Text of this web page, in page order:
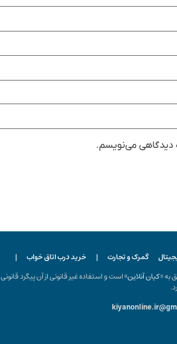
دیدگاهی می‌نویسم.
گمرک و تجارت | خرید درب اتاق خواب
|
«کیان آنلاین» است و استفاده غیر قانونی از آن پیگرد قانونی